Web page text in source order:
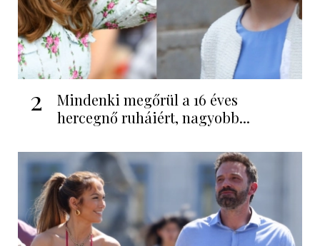
2
Mindenki megőrül a 16 éves
hercegnő ruháiért, nagyobb...